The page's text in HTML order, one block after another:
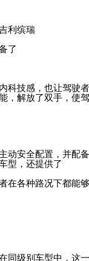
利缤瑞
了
科技感，也让驾驶
，解放了双手，使驾
动安全配置，并配
型，还提供了
各种路况下都能
同级别车型中，这